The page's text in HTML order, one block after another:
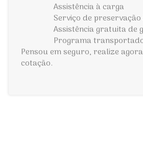
Assistência à carga
Serviço de
Assistência gratuita de
Programa
Pensou em seguro, realize
cotação.